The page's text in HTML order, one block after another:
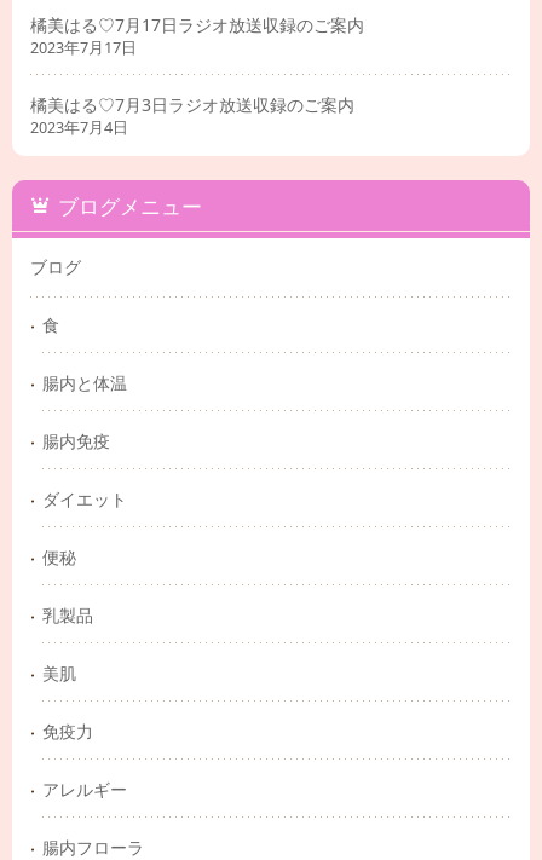
橘美はる♡7月17日ラジオ放送収録のご案内
2023年7月17日
橘美はる♡7月3日ラジオ放送収録のご案内
2023年7月4日
ブログメニュー
ブログ
食
腸内と体温
腸内免疫
ダイエット
便秘
乳製品
美肌
免疫力
アレルギー
腸内フローラ